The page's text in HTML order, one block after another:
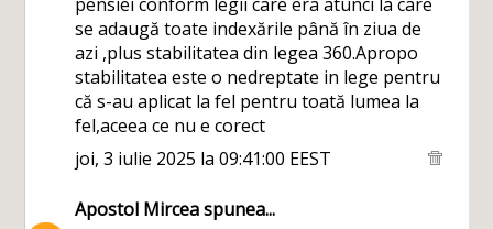
se adaugă toate indexările până în ziua de
azi ,plus stabilitatea din legea 360.Apropo
stabilitatea este o nedreptate in lege pentru
că s-au aplicat la fel pentru toată lumea la
fel,aceea ce nu e corect
joi, 3 iulie 2025 la 09:41:00 EEST
Apostol Mirceaspunea...